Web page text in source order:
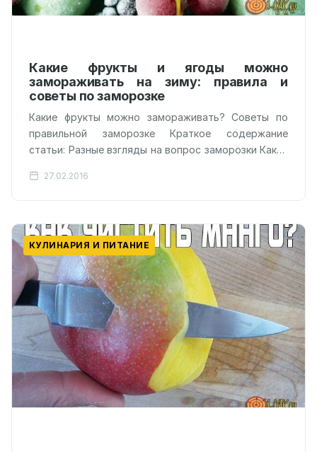
Какие фрукты и ягоды можно
замораживать на зиму: правила и
советы по заморозке
Какие фрукты можно замораживать? Советы по
правильной заморозке Краткое содержание
статьи: Разные взгляды на вопрос заморозки Какие
фрукты? Стоит ли…
27.02.2016
КУЛИНАРИЯ И ПИТАНИЕ